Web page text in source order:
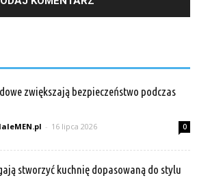
zwiększają bezpieczeństwo podczas
- 16 lipca 2026 0
stworzyć kuchnię dopasowaną do stylu